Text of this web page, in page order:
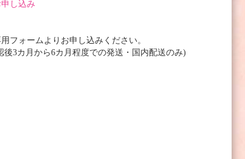
し込み
フォームよりお申し込みください。
3カ月から6カ月程度での発送・国内配送のみ)